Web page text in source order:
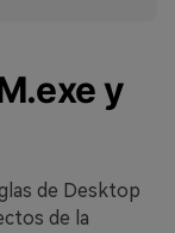
y
de Desktop
de la